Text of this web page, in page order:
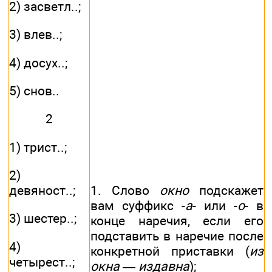
2) засветл..;
3) влев..;
4) досух..;
5) снов..
2
1) трист..;
2)
девяност..;
3) шестер..;
4)
четырест..;
1. Слово окноподскажет
вам суффикс -а- или -о- в
конце наречия, если его
подставить в наречие после
конкретной приставки (из
окна — издавна);